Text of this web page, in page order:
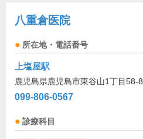
八重倉医院
所在地・電話番号
上塩屋駅
鹿児島県鹿児島市東谷山1丁目58-8
099-806-0567
診療科目